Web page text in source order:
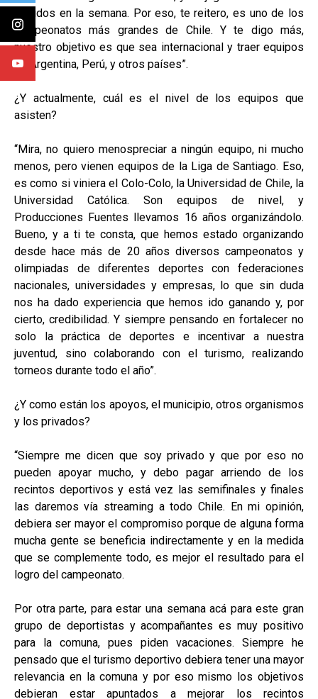
partidos en la semana. Por eso, te reitero, es uno de los
campeonatos más grandes de Chile. Y te digo más,
nuestro objetivo es que sea internacional y traer equipos
de Argentina, Perú, y otros países”.
¿Y actualmente, cuál es el nivel de los equipos que
asisten?
“Mira, no quiero menospreciar a ningún equipo, ni mucho
menos, pero vienen equipos de la Liga de Santiago. Eso,
es como si viniera el Colo-Colo, la Universidad de Chile, la
Universidad Católica. Son equipos de nivel, y
Producciones Fuentes llevamos 16 años organizándolo.
Bueno, y a ti te consta, que hemos estado organizando
desde hace más de 20 años diversos campeonatos y
olimpiadas de diferentes deportes con federaciones
nacionales, universidades y empresas, lo que sin duda
nos ha dado experiencia que hemos ido ganando y, por
cierto, credibilidad. Y siempre pensando en fortalecer no
solo la práctica de deportes e incentivar a nuestra
juventud, sino colaborando con el turismo, realizando
torneos durante todo el año”.
¿Y como están los apoyos, el municipio, otros organismos
y los privados?
“Siempre me dicen que soy privado y que por eso no
pueden apoyar mucho, y debo pagar arriendo de los
recintos deportivos y está vez las semifinales y finales
las daremos vía streaming a todo Chile. En mi opinión,
debiera ser mayor el compromiso porque de alguna forma
mucha gente se beneficia indirectamente y en la medida
que se complemente todo, es mejor el resultado para el
logro del campeonato.
Por otra parte, para estar una semana acá para este gran
grupo de deportistas y acompañantes es muy positivo
para la comuna, pues piden vacaciones. Siempre he
pensado que el turismo deportivo debiera tener una mayor
relevancia en la comuna y por eso mismo los objetivos
debieran estar apuntados a mejorar los recintos